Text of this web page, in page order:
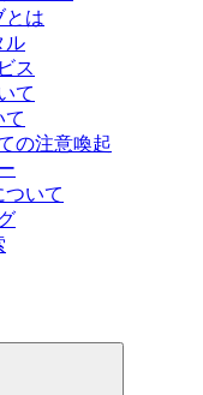
とは
ル
ス
て
て
の注意喚起
いて